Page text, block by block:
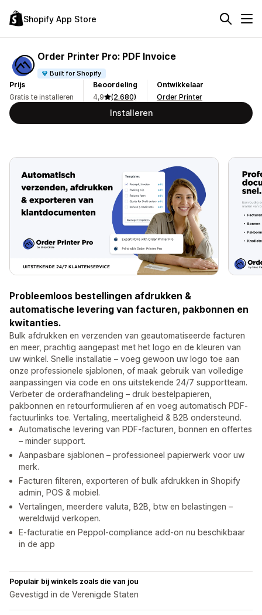
Shopify App Store
Order Printer Pro: PDF Invoice
Built for Shopify
Prijs
Gratis te installeren
Beoordeling
4,9
(2.680)
Ontwikkelaar
Order Printer
Installeren
Probleemloos bestellingen afdrukken &
automatische levering van facturen, pakbonnen en
kwitanties.
Bulk afdrukken en verzenden van geautomatiseerde facturen
en meer, prachtig aangepast met het logo en de kleuren van
uw winkel. Snelle installatie – voeg gewoon uw logo toe aan
onze professionele sjablonen, of maak gebruik van volledige
aanpassingen via code en ons uitstekende 24/7 supportteam.
Verbeter de orderafhandeling – druk bestelpapieren,
pakbonnen en retourformulieren af en voeg automatisch PDF-
factuurlinks toe. Vertaling, meertaligheid & B2B ondersteund.
Automatische levering van PDF-facturen, bonnen en offertes
– minder support.
Aanpasbare sjablonen – professioneel papierwerk voor uw
merk.
Facturen filteren, exporteren of bulk afdrukken in Shopify
admin, POS & mobiel.
Vertalingen, meerdere valuta, B2B, btw en belastingen –
wereldwijd verkopen.
E-facturatie en Peppol-compliance add-on nu beschikbaar
in de app
Populair bij winkels zoals die van jou
Gevestigd in de Verenigde Staten